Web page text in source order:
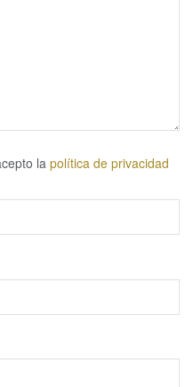
la política de privacidad